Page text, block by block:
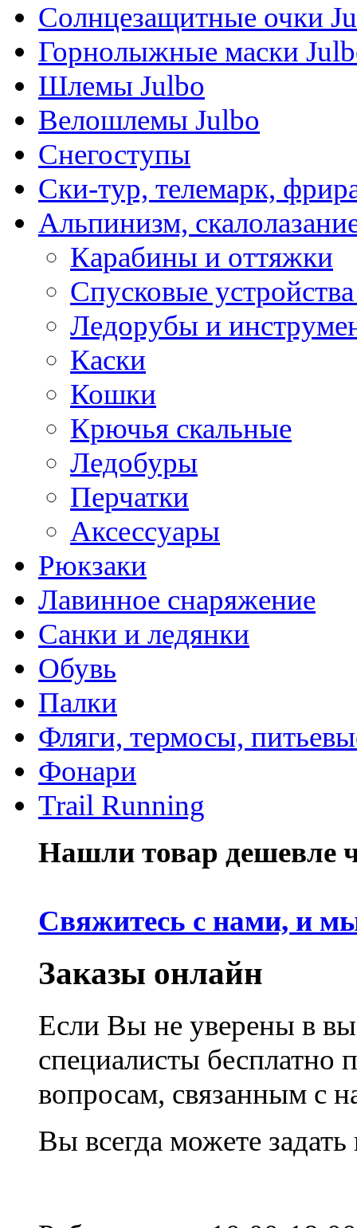
Солнцезащитные очки
Горнолыжные маски
Шлемы Julbo
Велошлемы Julbo
Снегоступы
Ски-тур, телемарк,
Альпинизм,
Карабины и оттяжки
Спусковые
Ледорубы и
Каски
Кошки
Крючья скальные
Ледобуры
Перчатки
Аксессуары
Рюкзаки
Лавинное снаряжение
Санки и ледянки
Обувь
Палки
Фляги, термосы,
Фонари
Trail Running
Нашли товар дешевле
Свяжитесь с нами, и
Заказы онлайн
Если Вы не уверены в
специалисты
вопросам, связанным с
Вы всегда можете